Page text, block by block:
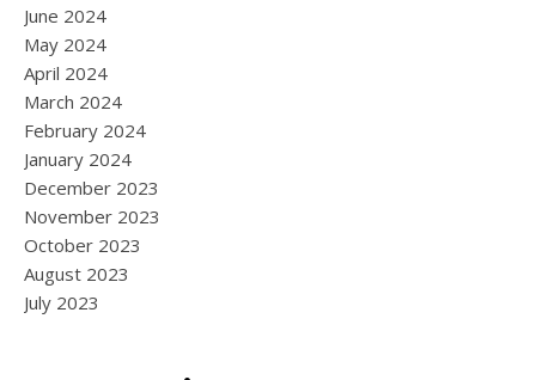
June 2024
May 2024
April 2024
March 2024
February 2024
January 2024
December 2023
November 2023
October 2023
August 2023
July 2023